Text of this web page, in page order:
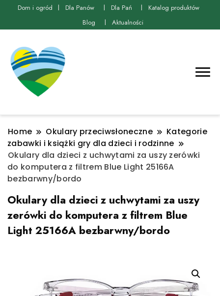
Dom i ogród Dla Panów Dla Pań
Katalog produktów
Blog
Aktualności
Home Okulary przeciwsłoneczne
Kategorie
zabawki i książki gry dla dzieci i rodzinne
Okulary dla dzieci z uchwytami za uszy zerówki
do komputera z filtrem Blue Light 25166A
bezbarwny/bordo
Okulary dla dzieci z uchwytami za uszy
zerówki do komputera z filtrem Blue
Light 25166A bezbarwny/bordo